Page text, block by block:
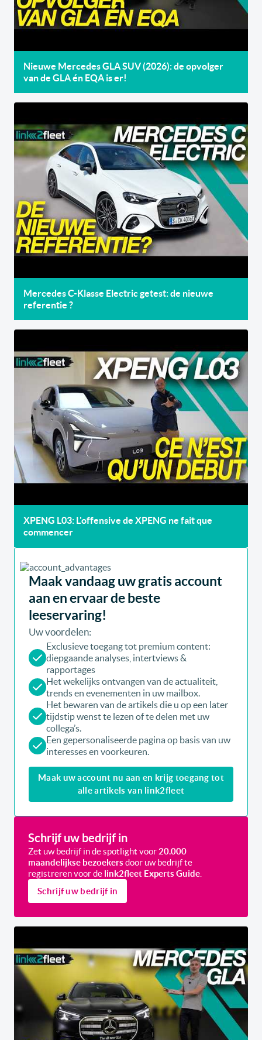
Nieuwe Mercedes GLA SUV (2026): de opvolger
van de GLA én EQA is er!
Mercedes C-Klasse Electric getest: de nieuwe
referentie ?
XPENG L03: L'offensive de XPENG ne fait que
commencer
Maak vandaag uw gratis account
aan en ervaar de beste
leeservaring!
Uw voordelen:
Exclusieve toegang tot premium content:
diepgaande analyses, intertviews &
rapportages
Het wekelijks ontvangen van de actualiteit,
trends en evenementen in uw mailbox.
Het bewaren van de artikels die u op een later
tijdstip wenst te lezen of te delen met uw
collega’s.
Een gepersonaliseerde pagina op basis van uw
interesses en voorkeuren.
Maak uw account nu aan en krijg toegang tot
alle artikels van link2fleet
Schrijf uw bedrijf in
Zet uw bedrijf in de spotlight voor20.000
maandelijkse bezoekers door uw bedrijf te
registreren voor de link2fleet Experts Guide.
Schrijf uw bedrijf in